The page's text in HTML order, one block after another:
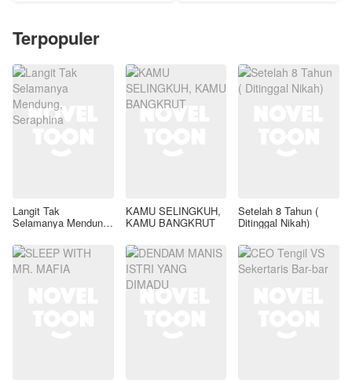
Terpopuler
Langit Tak
Selamanya Mendung,
KAMU SELINGKUH,
KAMU BANGKRUT
Setelah 8 Tahun (
Ditinggal Nikah)